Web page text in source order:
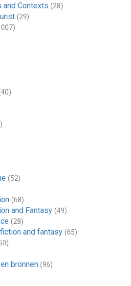
and Contexts (28)
(29)
(52)
(68)
and Fantasy (49)
(28)
and fantasy (65)
bronnen (96)